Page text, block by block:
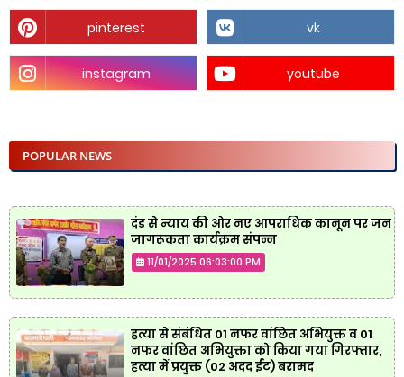
pinterest vk
instagram youtube
POPULAR NEWS
दंड से न्याय की ओर नए आपराधिक कानून पर जन
जागरूकता कार्यक्रम संपन्न
11/01/2025 06:03:00 PM
हत्या से संबंधित 01 नफर वांछित अभियुक्त व 01
नफर वांछित अभियुक्ता को किया गया गिरफ्तार,
हत्या में प्रयुक्त (02 अदद ईंट) बरामद